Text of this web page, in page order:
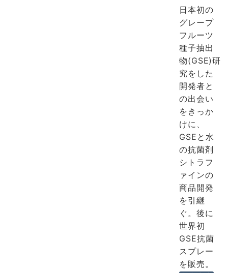
日本初の
グレープ
フルーツ
種子抽出
物(GSE)研
究をした
開発者と
の出会い
をきっか
けに、
GSEと水
の抗菌剤
シトラフ
ァインの
商品開発
を引継
ぐ。後に
世界初
GSE抗菌
スプレー
を販売。